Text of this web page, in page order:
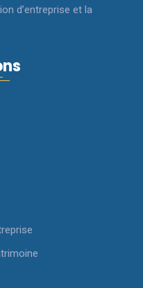
d’entreprise et la